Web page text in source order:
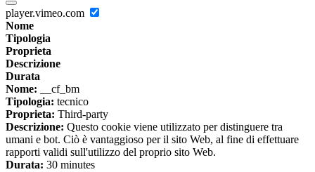
player.vimeo.com
Nome
Tipologia
Proprieta
Descrizione
Durata
Nome: __cf_bm
Tipologia: tecnico
Proprieta: Third-party
Descrizione: Questo cookie viene utilizzato per distinguere tra
umani e bot. Ciò è vantaggioso per il sito Web, al fine di effettuare
rapporti validi sull'utilizzo del proprio sito Web.
Durata: 30 minutes